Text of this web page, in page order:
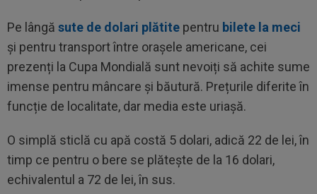
Pe lângă sute de dolari plătite pentru bilete la meci
și pentru transport între orașele americane, cei
prezenți la Cupa Mondială sunt nevoiți să achite sume
imense pentru mâncare și băutură. Prețurile diferite în
funcție de localitate, dar media este uriașă.
O simplă sticlă cu apă costă 5 dolari, adică 22 de lei, în
timp ce pentru o bere se plătește de la 16 dolari,
echivalentul a 72 de lei, în sus.